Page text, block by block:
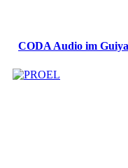
CODA Audio im